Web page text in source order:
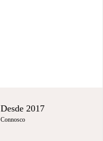
Desde 2017
Connosco